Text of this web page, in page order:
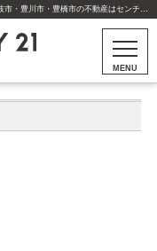
月別一覧【2023年2月】 | 浜松市・磐田市・静岡市・焼津市・藤枝市・豊川市・豊橋市の不動産はセンチュリー21中央不動産
MENU